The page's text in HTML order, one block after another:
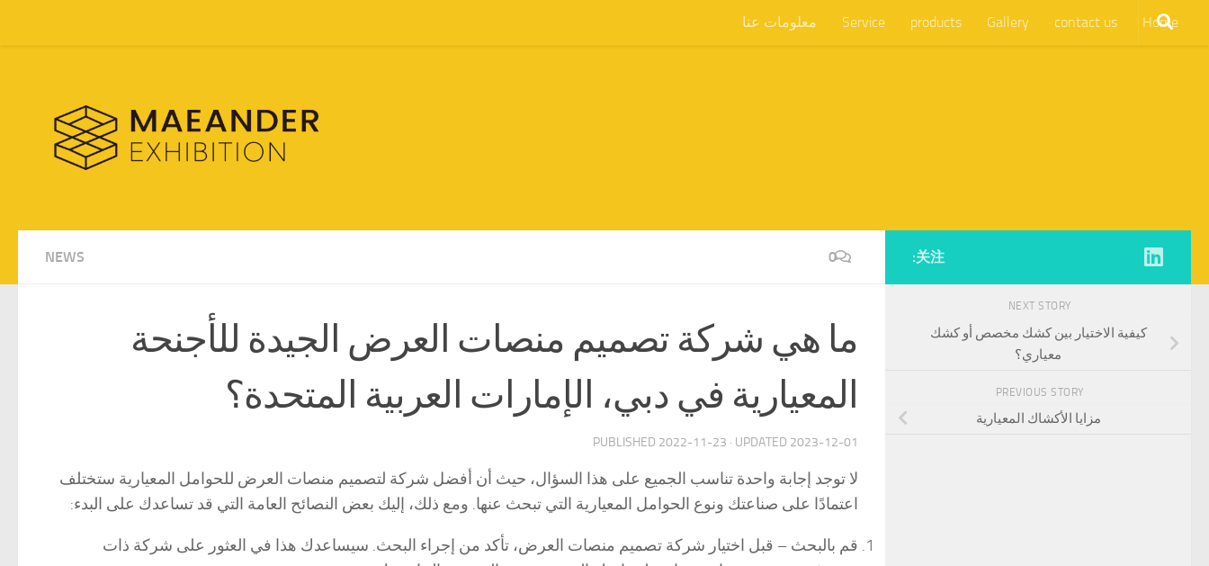
Home
contact us
Gallery
products
Service معلومات عنا
NEWS 0
ما هي شركة تصميم منصات العرض الجيدة للأجنحة
المعيارية في دبي، الإمارات العربية المتحدة؟
PUBLISHED 2022-11-23 · UPDATED 2023-12-01
لا توجد إجابة واحدة تناسب الجميع على هذا السؤال، حيث أن أفضل شركة لتصميم منصات العرض للحوامل المعيارية ستختلف
اعتمادًا على صناعتك ونوع الحوامل المعيارية التي تبحث عنها. ومع ذلك، إليك بعض النصائح العامة التي قد تساعدك على البدء:
قم بالبحث – قبل اختيار شركة تصميم منصات العرض، تأكد من إجراء البحث. سيساعدك هذا في العثور على شركة ذات
关注:
NEXT STORY
كيفية الاختيار بين كشك مخصص أو كشك
معياري؟
PREVIOUS STORY
مزايا الأكشاك المعيارية